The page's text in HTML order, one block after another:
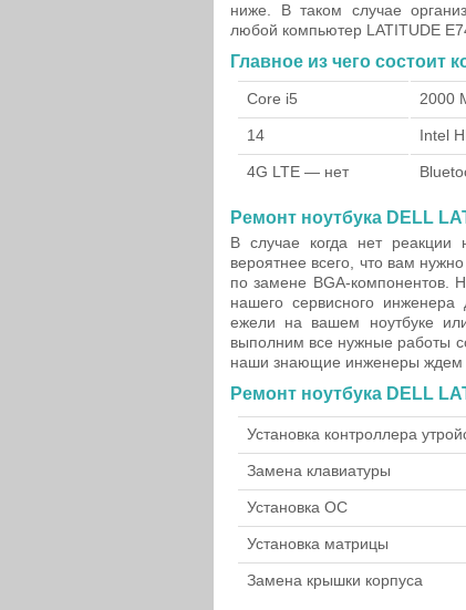
ниже. В таком случае
любой компьютер LATITUDE
Главное из чего состоит
Core i5 2000
14 Intel
4G LTE — нет
Ремонт ноутбука DELL
В случае когда нет
вероятнее всего, что вам
по замене BGA-компонентов.
нашего сервисного
ежели на вашем ноутбуке
выполним все нужные работы
наши знающие инженеры ждем
Ремонт ноутбука DELL
Установка контроллера
Замена клавиатуры
Установка ОС
Установка матрицы
Замена крышки корпуса